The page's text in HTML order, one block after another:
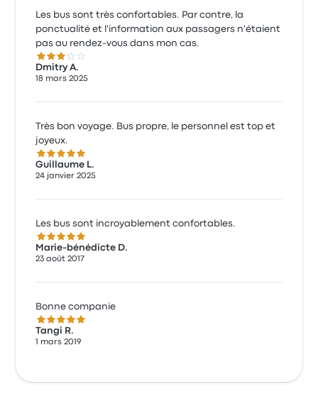
Les bus sont très confortables. Par contre, la
ponctualité et l'information aux passagers n'étaient
pas au rendez-vous dans mon cas.
3.0 sur 5 étoiles
Dmitry A.
18 mars 2025
Très bon voyage. Bus propre, le personnel est top et
joyeux.
5.0 sur 5 étoiles
Guillaume L.
24 janvier 2025
Les bus sont incroyablement confortables.
5.0 sur 5 étoiles
Marie-bénédicte D.
23 août 2017
Bonne companie
5.0 sur 5 étoiles
Tangi R.
1 mars 2019